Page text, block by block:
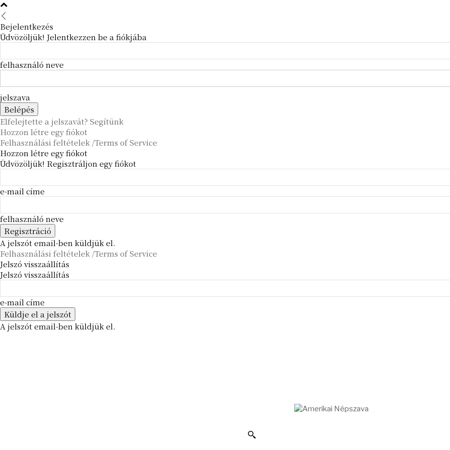
Bejelentkezés
Üdvözöljük! Jelentkezzen be a fiókjába
felhasználó neve
jelszava
Elfelejtette a jelszavát? Segítünk
Hozzon létre egy fiókot
Felhasználási feltételek /Terms of Service
Hozzon létre egy fiókot
Üdvözöljük! Regisztráljon egy fiókot
e-mail címe
felhasználó neve
A jelszót email-ben küldjük el.
Felhasználási feltételek /Terms of Service
Jelszó visszaállítás
Jelszó visszaállítás
e-mail címe
A jelszót email-ben küldjük el.